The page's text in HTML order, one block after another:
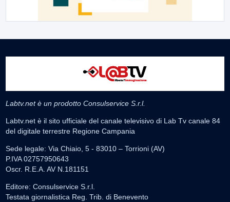
Labtv.net è un prodotto Consulservice S.r.l.
Labtv.net è il sito ufficiale del canale televisivo di Lab Tv canale 84
del digitale terrestre Regione Campania
Sede legale: Via Chiaio, 5 - 83010 – Torrioni (AV)
P.IVA 02757950643
Oscr. R.E.A. AV N.181151
Editore: Consulservice S.r.l.
Testata giornalistica Reg. Trib. di Benevento